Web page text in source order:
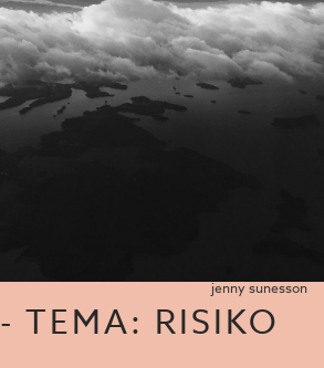
jenny sunesson
TEMA: RISIKO